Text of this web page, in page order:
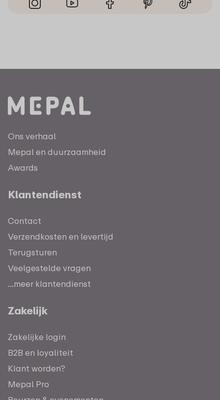
Ons verhaal
Mepal en duurzaamheid
Awards
Klantendienst
Contact
Verzendkosten en levertijd
Terugsturen
Veelgestelde vragen
...meer klantendienst
Zakelijk
Zakelijke login
B2B en loyaliteit
Klant worden?
Mepal Pro